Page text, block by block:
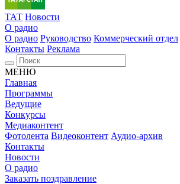
ТАТ Новости
О радио
О радио Руководство Коммерческий отдел
Контакты Реклама
МЕНЮ
Главная
Программы
Ведущие
Конкурсы
Медиаконтент
Фотолента Видеоконтент Аудио-архив
Контакты
Новости
О радио
Заказать поздравление